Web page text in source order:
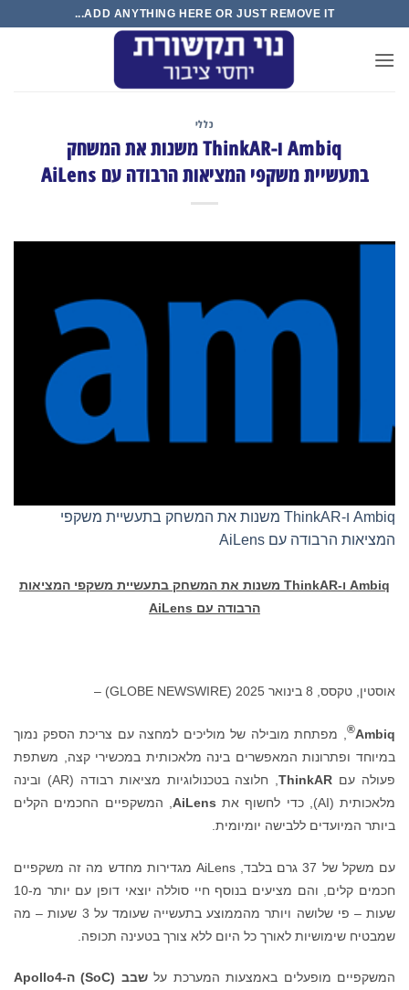
ADD ANYTHING HERE OR JUST REMOVE IT...
כללי
Ambiq ו-ThinkAR משנות את המשחק
בתעשיית משקפי המציאות הרבודה עם AiLens
Ambiq ו-ThinkAR משנות את המשחק בתעשיית משקפי
המציאות הרבודה עם AiLens
Ambiqו-ThinkARמשנות את המשחק בתעשיית משקפי המציאות
הרבודה עםAiLens
אוסטין, טקסס, 8 בינואר 2025 (GLOBE NEWSWIRE) –
Ambiq
®, מפתחת מובילה של מוליכים למחצה עם צריכת הספק נמוך
במיוחד ופתרונות המאפשרים בינה מלאכותית במכשירי קצה, משתפת
פעולה עם ThinkAR
, חלוצה בטכנולוגיות מציאות רבודה (AR) ובינה
מלאכותית (AI), כדי לחשוף את
AiLens, המשקפיים החכמים הקלים
ביותר המיועדים ללבישה יומיומית.
עם משקל של 37 גרם בלבד, AiLens מגדירות מחדש מה זה משקפיים
חכמים קלים, והם מציעים בנוסף חיי סוללה יוצאי דופן עם יותר מ-10
שעות – פי שלושה ויותר מהממוצע בתעשייה שעומד על 3 שעות – מה
שמבטיח שימושיות לאורך כל היום ללא צורך בטעינה תכופה.
המשקפיים מופעלים באמצעות המערכת עלשבב ( SoC) ה-Apollo4